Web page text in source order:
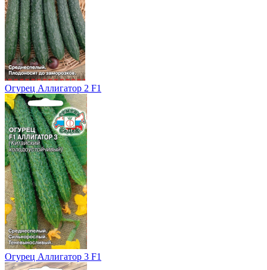
Огурец Аллигатор 2 F1
Огурец Аллигатор 3 F1